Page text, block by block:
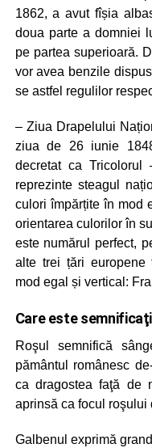
1862, a avut fîșia
doua parte a domniei
pe partea superioară.
vor avea benzile
se astfel regulilor
– Ziua Drapelului
ziua de 26 iunie
decretat ca
reprezinte steagul
culori împărțite în mod
orientarea culorilor în
este numărul perfect,
alte trei țări europene
mod egal și vertical:
Care este
Roşul semnifică
pământul românesc
ca dragostea faţă
aprinsă ca focul roşului
Galbenul exprimă